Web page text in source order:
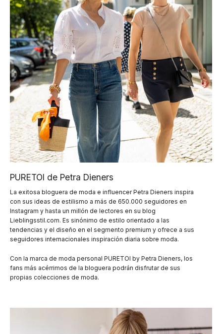
PURETOI de Petra Dieners
La exitosa bloguera de moda e influencer Petra Dieners inspira
con sus ideas de estilismo a más de 650.000 seguidores en
Instagram y hasta un millón de lectores en su blog
Lieblingsstil.com. Es sinónimo de estilo orientado a las
tendencias y el diseño en el segmento premium y ofrece a sus
seguidores internacionales inspiración diaria sobre moda.
Con la marca de moda personal PURETOI by Petra Dieners, los
fans más acérrimos de la bloguera podrán disfrutar de sus
propias colecciones de moda.